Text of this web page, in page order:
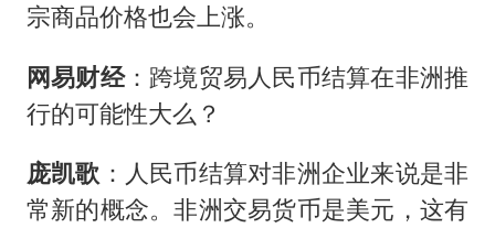
宗商品价格也会上涨。
网易财经：跨境贸易人民币结算在非洲推
行的可能性大么？
庞凯歌 ：人民币结算对非洲企业来说是非
常新的概念。非洲交易货币是美元，这有